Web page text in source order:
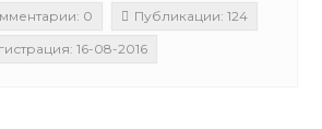
0
Публикации: 124
16-08-2016